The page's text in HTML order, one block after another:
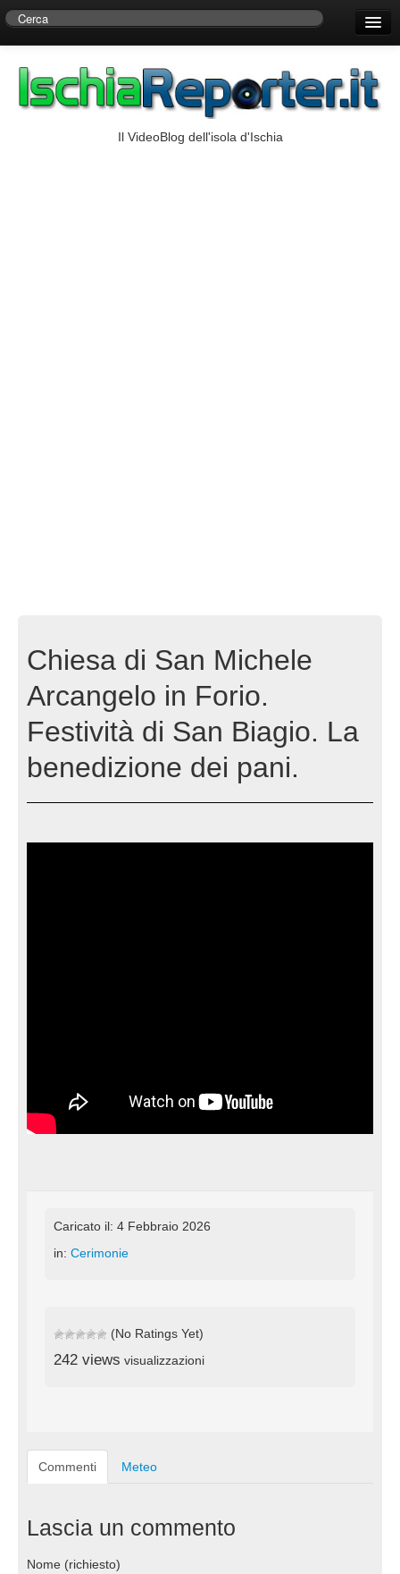
Centro di Ricerche Storiche D’Ambra
Il VideoBlog dell'isola d'Ischia
Chiesa di San Michele
Arcangelo in Forio.
Festività di San Biagio. La
benedizione dei pani.
Caricato il: 4 Febbraio 2026
in: Cerimonie
(No Ratings Yet)
242 views visualizzazioni
Commenti Meteo
Lascia un commento
Nome (richiesto)